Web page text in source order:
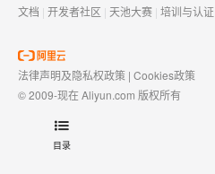
目录
文档 | 开发者社区 | 天池大赛 | 培训与认证
法律声明及隐私权政策 | Cookies政策
© 2009-现在 Aliyun.com 版权所有
域名注册服务机构许可：